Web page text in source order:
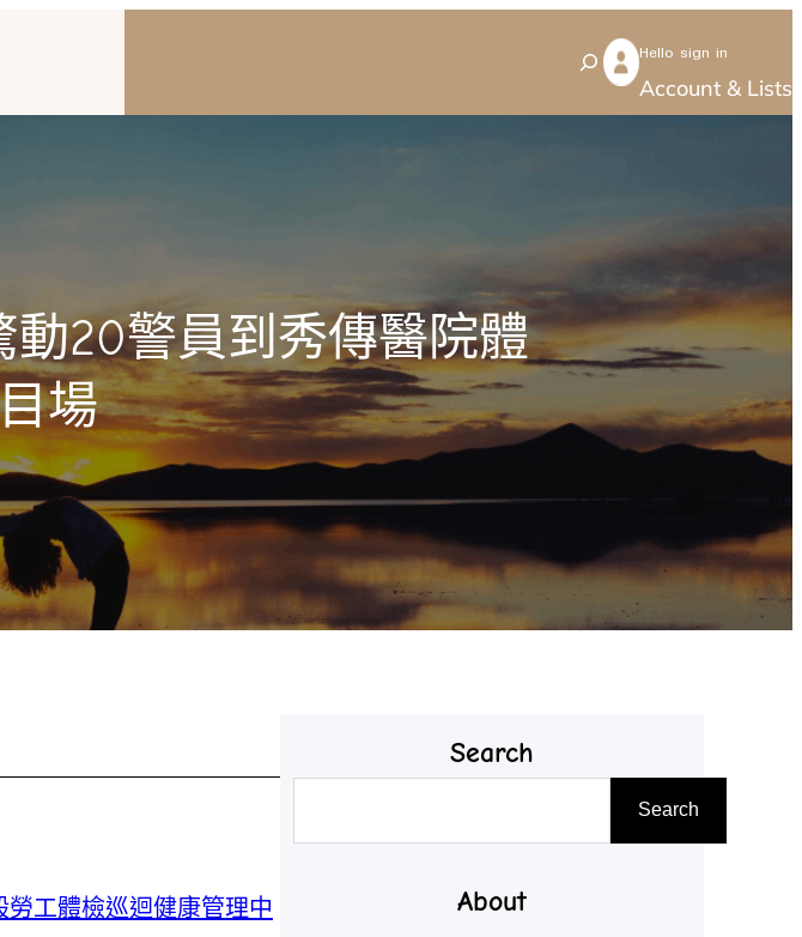
S
e
Hello sign in
Account & Lists
動20警員到秀傳醫院體
場
勞工體檢巡迴健康管理中
Search
尋
Search
About